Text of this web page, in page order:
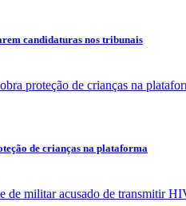
candidaturas nos tribunais
de crianças na plataforma